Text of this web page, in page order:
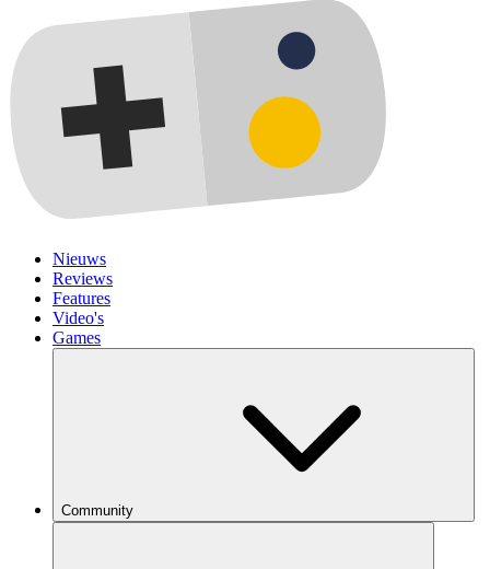
Nieuws
Reviews
Features
Video's
Games
Community